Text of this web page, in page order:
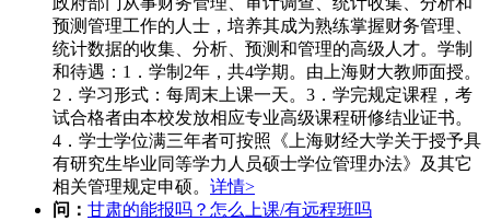
预测管理工作的人士，培养其成为熟练掌握财务管理、
统计数据的收集、分析、预测和管理的高级人才。学制
和待遇：1．学制2年，共4学期。由上海财大教师面授。
2．学习形式：每周末上课一天。3．学完规定课程，考
试合格者由本校发放相应专业高级课程研修结业证书。
4．学士学位满三年者可按照《上海财经大学关于授予具
有研究生毕业同等学力人员硕士学位管理办法》及其它
相关管理规定申硕。 详情>
问： 甘肃的能报吗？怎么上课/有远程班吗